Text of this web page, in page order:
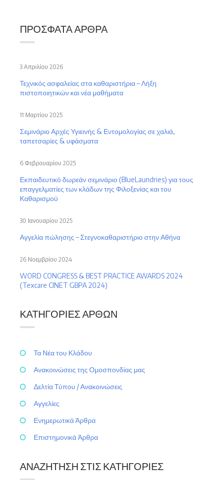
ΠΡΌΣΦΑΤΑ ΆΡΘΡΑ
Τεχνικός ασφαλείας στα καθαριστήρια – Λήξη
πιστοποιητικών και νέα μαθήματα
3 Απριλίου 2026
Σεμινάριο Αρχές Υγιεινής & Εντομολογίας σε χαλιά,
ταπετσαρίες & υφάσματα
11 Μαρτίου 2025
Εκπαιδευτικό δωρεάν σεμινάριο (BlueLaundries) για τους
επαγγελματίες των κλάδων της Φιλοξενίας και του
Καθαρισμού
6 Φεβρουαρίου 2025
Αγγελία πώλησης – Στεγνοκαθαριστήριο στην Αθήνα
30 Ιανουαρίου 2025
WORD CONGRESS & BEST PRACTICE AWARDS 2024
(Texcare CINET GBPA 2024)
26 Νοεμβρίου 2024
ΚΑΤΗΓΟΡΊΕΣ ΆΡΘΩΝ
Τα Νέα του Κλάδου
Ανακοινώσεις της Ομοσπονδίας μας
Δελτία Τύπου / Ανακοινώσεις
Αγγελίες
Ενημερωτικά Άρθρα
Επιστημονικά Άρθρα
ΑΝΑΖΉΤΗΣΗ ΣΤΙΣ ΚΑΤΗΓΟΡΊΕΣ